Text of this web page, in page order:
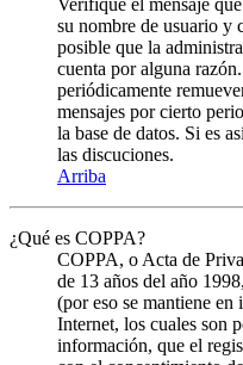
su nombre de usuario y
posible que la
cuenta por alguna
periódicamente
mensajes por cierto
la base de datos. Si es
las discuciones.
Arriba
¿Qué es COPPA?
COPPA, o Acta de
de 13 años del año
(por eso se mantiene en
Internet, los cuales son
información, que el